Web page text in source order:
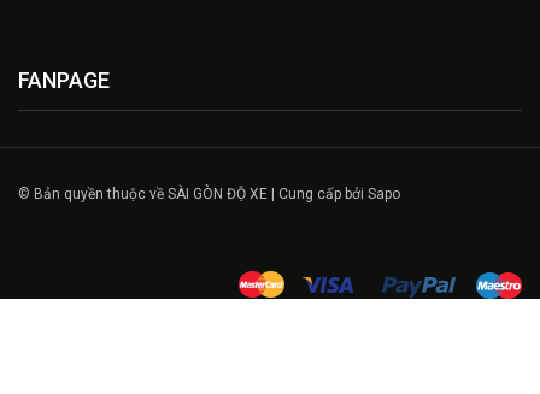
FANPAGE
© Bản quyền thuộc về SÀI GÒN ĐỘ XE | Cung cấp bởi Sapo